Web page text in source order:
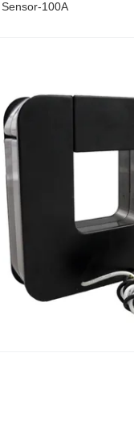
100A